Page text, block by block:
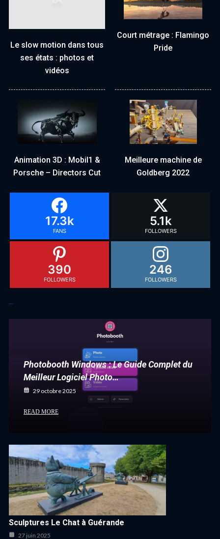
Le slow motion dans tous
ses états : photos et
vidéos
Court métrage : Flamingo
Pride
Animation 3D : Mobil1 &
Porsche – Directors Cut
Meilleure machine de
Goldberg 2022
17.3k
FANS
5.1k
FOLLOWERS
390
FOLLOWERS
246
FOLLOWERS
Photobooth Windows : Le Guide Complet du
Meilleur Logiciel Photo…
29 octobre 2025
READ MORE
Sculptures Le Chat à Guérande
27 juin 2025